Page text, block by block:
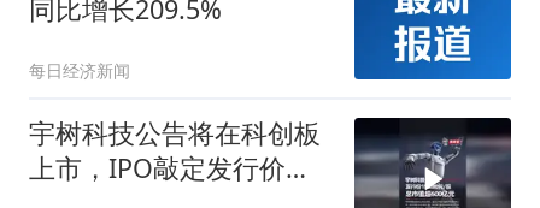
同比增长209.5%
每日经济新闻
宇树科技公告将在科创板
上市，IPO敲定发行价